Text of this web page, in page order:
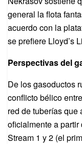
general la flota
acuerdo con la
se prefiere Lloyd’s
Perspectivas del
De los gasoductos
conflicto bélico
red de tuberías que
oficialmente a
Stream 1 y 2 (el